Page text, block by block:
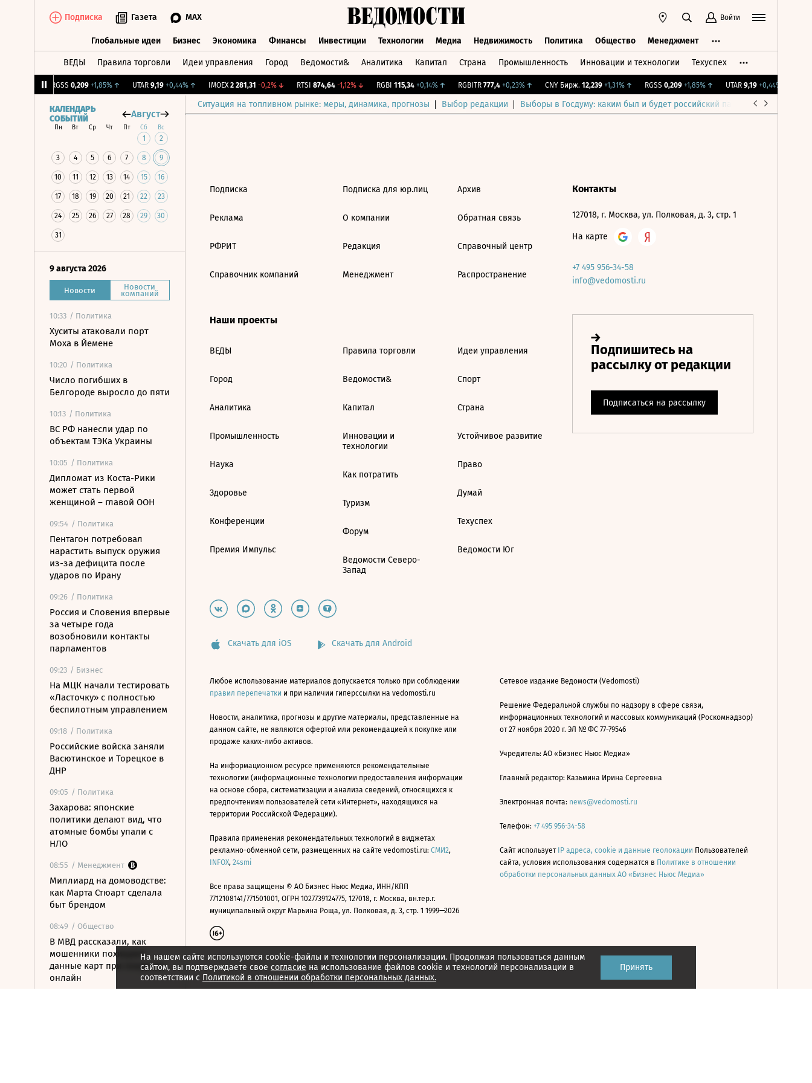
Подписка Газета MAX Войти
Глобальные идеи Бизнес Экономика Финансы Инвестиции Технологии Медиа Недвижимость Политика Общество Менеджмент
ВЕДЫ Правила торговли Идеи управления Город Ведомости& Аналитика Капитал Страна Промышленность Инновации и технологии Техуспех
RGSS 0,209 +1,85%↑ UTAR 9,19 +0,44%↑ IMOEX 2 281,31 -0,2%↓ RTSI 874,64 -1,12%↓ RGBI 115,34 +0,14%↑ RGBITR 777,4 +0,23%↑ CNY Бирж. 12,239 +1,31%↑ RGSS 0,209 +1,85%↑ UTAR 9,19 +0,44%
Ситуация на топливном рынке: меры, динамика, прогнозы Выбор редакции Выборы в Госдуму: каким был и будет российский парламент
КАЛЕНДАРЬ
СОБЫТИЙ
Август
Пн Вт Ср Чт Пт Сб Вс
1 2
3 4 5 6 7 8 9
10 11 12 13 14 15 16
17 18 19 20 21 22 23
24 25 26 27 28 29 30
31
9 августа 2026
Новости Новости
компаний
10:33 / Политика
Хуситы атаковали порт
Моха в Йемене
10:20 / Политика
Число погибших в
Белгороде выросло до пяти
10:13 / Политика
ВС РФ нанесли удар по
объектам ТЭКа Украины
10:05 / Политика
Дипломат из Коста-Рики
может стать первой
женщиной – главой ООН
09:54 / Политика
Пентагон потребовал
нарастить выпуск оружия
из-за дефицита после
ударов по Ирану
09:26 / Политика
Россия и Словения впервые
за четыре года
возобновили контакты
парламентов
09:23 / Бизнес
На МЦК начали тестировать
«Ласточку» с полностью
беспилотным управлением
09:18 / Политика
Российские войска заняли
Васютинское и Торецкое в
ДНР
09:05 / Политика
Захарова: японские
политики делают вид, что
атомные бомбы упали с
НЛО
08:55 / Менеджмент
Миллиард на домоводстве:
как Марта Стюарт сделала
быт брендом
08:49 / Общество
В МВД рассказали, как
мошенники похищают
данные карт при покупках
онлайн
На нашем сайте используются cookie-файлы и технологии персонализации. Продолжая пользоваться данным
сайтом, вы подтверждаете свое согласие на использование файлов cookie и технологий персонализации в
соответствии с Политикой в отношении обработки персональных данных.
Принять
Подписка
Реклама
РФРИТ
Справочник компаний
Подписка для юр.лиц
О компании
Редакция
Менеджмент
Архив
Обратная связь
Справочный центр
Распространение
Наши проекты
ВЕДЫ
Город
Аналитика
Промышленность
Наука
Здоровье
Конференции
Премия Импульс
Правила торговли
Ведомости&
Капитал
Инновации и
технологии
Как потратить
Туризм
Форум
Ведомости Северо-
Запад
Идеи управления
Спорт
Страна
Устойчивое развитие
Право
Думай
Техуспех
Ведомости Юг
Контакты
127018, г. Москва, ул. Полковая, д. 3, стр. 1
На карте
+7 495 956-34-58
info@vedomosti.ru
Скачать для iOS Скачать для Android
Любое использование материалов допускается только при соблюдении
правил перепечатки и при наличии гиперссылки на vedomosti.ru
Новости, аналитика, прогнозы и другие материалы, представленные на
данном сайте, не являются офертой или рекомендацией к покупке или
продаже каких-либо активов.
На информационном ресурсе применяются рекомендательные
технологии (информационные технологии предоставления информации
на основе сбора, систематизации и анализа сведений, относящихся к
предпочтениям пользователей сети «Интернет», находящихся на
территории Российской Федерации).
Правила применения рекомендательных технологий в виджетах
рекламно-обменной сети, размещенных на сайте vedomosti.ru: СМИ2,
INFOX, 24smi
Все права защищены © АО Бизнес Ньюс Медиа, ИНН/КПП
7712108141/771501001, ОГРН 1027739124775, 127018, г. Москва, вн.тер.г.
муниципальный округ Марьина Роща, ул. Полковая, д. 3, стр. 1 1999—2026
Сетевое издание Ведомости (Vedomosti)
Решение Федеральной службы по надзору в сфере связи,
информационных технологий и массовых коммуникаций (Роскомнадзор)
от 27 ноября 2020 г. ЭЛ № ФС 77-79546
Учредитель: АО «Бизнес Ньюс Медиа»
Главный редактор: Казьмина Ирина Сергеевна
Электронная почта: news@vedomosti.ru
Телефон: +7 495 956-34-58
Сайт использует IP адреса, cookie и данные геолокации Пользователей
сайта, условия использования содержатся в Политике в отношении
обработки персональных данных АО «Бизнес Ньюс Медиа»